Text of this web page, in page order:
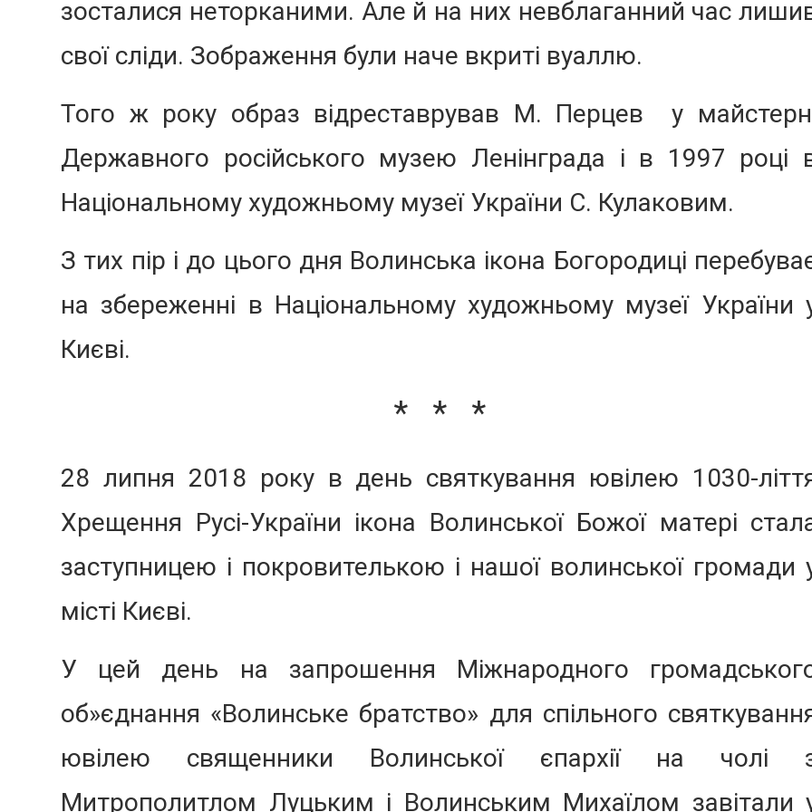
зосталися неторканими. Але й на них невблаганний час
свої сліди. Зображення були наче вкриті вуаллю.
Того ж року образ відреставрував М. Перцев у
Державного російського музею Ленінграда і в 1997 році
Національному художньому музеї України С. Кулаковим.
З тих пір і до цього дня Волинська ікона Богородиці
на збереженні в Національному художньому музеї України
Києві.
* * *
28 липня 2018 року в день святкування ювілею 1030-
Хрещення Русі-України ікона Волинської Божої матері
заступницею і покровителькою і нашої волинської громади
місті Києві.
У цей день на запрошення Міжнародного
об»єднання «Волинське братство» для спільного
ювілею священники Волинської єпархії на чолі
Митрополитлом Луцьким і Волинським Михаїлом завітали